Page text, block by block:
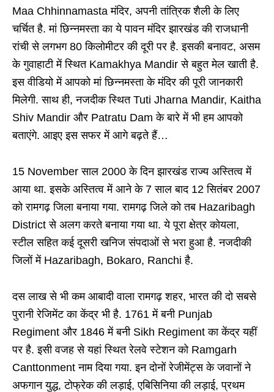
Maa Chhinnamasta मंदिर, अपनी तांत्रिक शैली के लिए
चर्चित है. मां छिन्नमस्ता का ये पावन मंदिर झारखंड की राजधानी
रांची से लगभग 80 किलोमीटर की दूरी पर है. इसकी बनावट, असम
के गुवाहाटी में स्थित Kamakhya Mandir से बहुत मेल खाती है.
इस वीडियो में आपको मां छिन्नमस्ता के मंदिर की पूरी जानकारी
मिलेगी. साथ ही, नजदीक स्थित Tuti Jharna Mandir, Kaitha
Shiv Mandir और Patratu Dam के बारे में भी हम आपको
बताएंगे. आइए इस सफर में आगे बढ़ते हैं…
15 November साल 2000 के दिन झारखंड राज्य अस्तित्व में
आया था. इसके अस्तित्व में आने के 7 साल बाद 12 सितंबर 2007
को रामगढ़ जिला बनाया गया. रामगढ़ जिले को तब Hazaribagh
District से अलग करते बनाया गया था. ये पूरा क्षेत्र कोयला,
स्टील सहित कई दूसरी खनिज संपदाओं से भरा हुआ है. नजदीकी
जिलों में Hazaribagh, Bokaro, Ranchi है.
दस लाख से भी कम आबादी वाला रामगढ़ शहर, भारत की दो सबसे
पुरानी रेजिमेंट का केंद्र भी है. 1761 में बनी Punjab
Regiment और 1846 में बनी Sikh Regiment का केंद्र यहीं
पर है. इसी वजह से यहां स्थित रेलवे स्टेशन को Ramgarh
Canttonment नाम दिया गया. इन दोनों रेजीमेंट्स के जवानों ने
अफगान युद्ध, टोफ्रेक की लड़ाई, एबिसिनिया की लड़ाई, प्रथम